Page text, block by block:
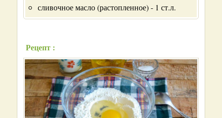
сливочное масло (растопленное) - 1 ст.л.
Рецепт :